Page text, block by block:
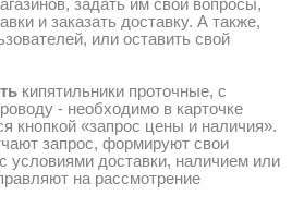
задать им свои вопросы,
и заказать доставку. А также,
или оставить свой
кипятильники проточные, с
- необходимо в карточке
кнопкой «запрос цены и наличия».
запрос, формируют свои
условиями доставки, наличием или
на рассмотрение